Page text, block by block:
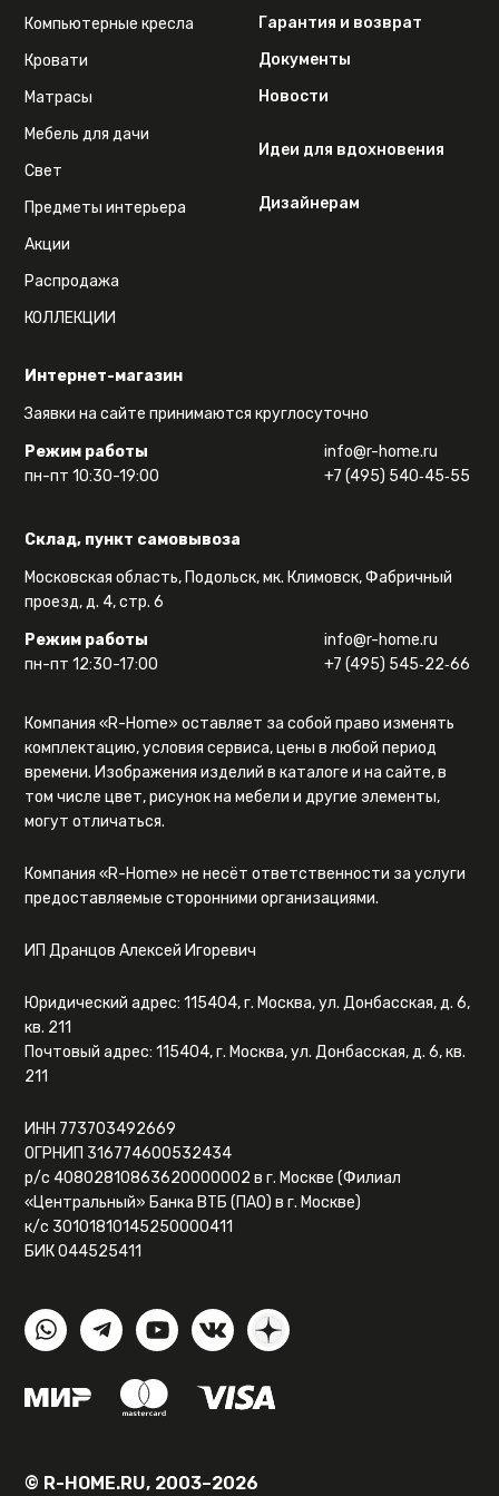
Интернет-магазин
Заявки на сайте принимаются круглосуточно
Режим работы
пн-пт 10:30-19:00
info@r-home.ru
+7 (495) 540‑45‑55
Склад, пункт самовывоза
Московская область, Подольск, мк. Климовск, Фабричный
проезд, д. 4, стр. 6
Режим работы
пн-пт 12:30-17:00
info@r-home.ru
+7 (495) 545‑22‑66
Компьютерные кресла
Кровати
Матрасы
Мебель для дачи
Свет
Предметы интерьера
Акции
Распродажа
КОЛЛЕКЦИИ
Гарантия и возврат
Документы
Новости
Идеи для вдохновения
Дизайнерам
Компания «R-Home» оставляет за собой право изменять
комплектацию, условия сервиса, цены в любой период
времени. Изображения изделий в каталоге и на сайте, в
том числе цвет, рисунок на мебели и другие элементы,
могут отличаться.
Компания «R-Home» не несёт ответственности за услуги
предоставляемые сторонними организациями.
ИП Дранцов Алексей Игоревич
Юридический адрес: 115404, г. Москва, ул. Донбасская, д. 6,
кв. 211
Почтовый адрес: 115404, г. Москва, ул. Донбасская, д. 6, кв.
211
ИНН 773703492669
ОГРНИП 316774600532434
р/с 40802810863620000002 в г. Москве (Филиал
«Центральный» Банка ВТБ (ПАО) в г. Москве)
к/с 30101810145250000411
БИК 044525411
© R-HOME.RU, 2003–2026